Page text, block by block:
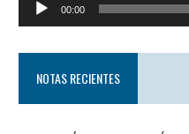
00:00
NOTAS RECIENTES